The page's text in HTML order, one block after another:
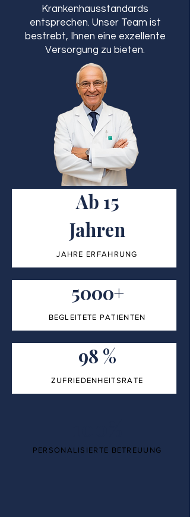
Krankenhausstandards
entsprechen. Unser Team ist
bestrebt, Ihnen eine exzellente
Versorgung zu bieten.
Ab 15
Jahren
JAHRE ERFAHRUNG
5000+
BEGLEITETE PATIENTEN
98 %
ZUFRIEDENHEITSRATE
PERSONALISIERTE BETREUUNG